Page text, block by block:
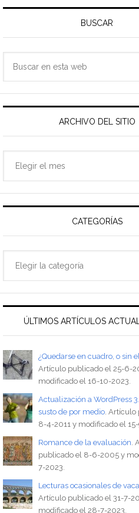
Barra
principal
BUSCAR
web
ARCHIVO DEL SITIO
CATEGORÍAS
ÚLTIMOS ARTÍCULOS
¿Quedarse en cuadro, o sin
Artículo publicado el 25-6-
modificado el 16-10-2023.
Actualización a WordPress
susto de por medio. Artículo
8-4-2011 y modificado el
Romance de la evaluación.
publicado el 8-6-2005 y
7-2023.
Lecturas ocasionales de
Artículo publicado el 31-7-
modificado el 28-7-2023.